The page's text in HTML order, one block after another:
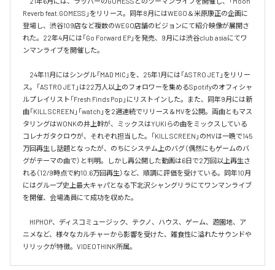
Reverb feat.GOMESS」をリリース。同年8月にはWEGO＆米原康正の企画に
登場し、渋谷109店など複数のWEGO店舗のビジョンにて紹介映像が展開さ
れた。22年4月には「Go Forward EP」を発売、9月には渋谷club asiaにてワ
ンマンライブを開催した。
24年11月にはシングル「MAD MIC」を、25年1月には「ASTRO JET」をリリー
ス。「ASTRO JET」は22万人以上のフォロワーを集めるSpotifyのオフィシャ
ルプレイリスト「Fresh Finds Pop」にリストインした。また、同年9月には新
曲「KILL SCREEN」「watch」を2週連続でリリース＆MVを公開。両曲ともマス
タリングはWONKの井上幹が、ミックスはYUKIらの曲をミックスしている
コレナガタクロウが、それぞれ担当した。「KILL SCREEN」のMVは一晩で145
万回再生し話題となったが、のちにシステム上のバグ（偶然にもゲームのバ
グがテーマの曲で）と判明。しかし再公開した動画は6日で2万回以上再生さ
れる（12/9時点で約10.6万回再生）など、順調に評価を受けている。同年10月
にはグループ史上最大キャパとなる下北沢シャングリラにてワンマンライブ
を開催、会場満員にて成功を収めた。
HIPHOP、ディスコミュージック、テクノ、ハウス、ゲーム、遊園地、ア
ニメなど、様々なカルチャーから影響を受けた、雑食性に溢れたサウンドや
リリックが特徴。VIDEOTHINK所属。